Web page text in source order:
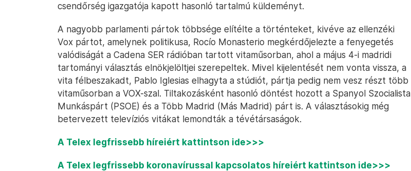
csendőrség igazgatója kapott hasonló tartalmú küldeményt.
A nagyobb parlamenti pártok többsége elítélte a történteket, kivéve az ellenzéki
Vox pártot, amelynek politikusa, Rocío Monasterio megkérdőjelezte a fenyegetés
valódiságát a Cadena SER rádióban tartott vitaműsorban, ahol a május 4-i madridi
tartományi választás elnökjelöltjei szerepeltek. Mivel kijelentését nem vonta vissza, a
vita félbeszakadt, Pablo Iglesias elhagyta a stúdiót, pártja pedig nem vesz részt több
vitaműsorban a VOX-szal. Tiltakozásként hasonló döntést hozott a Spanyol Szocialista
Munkáspárt (PSOE) és a Több Madrid (Más Madrid) párt is. A választásokig még
betervezett televíziós vitákat lemondták a tévétársaságok.
A Telex legfrissebb híreiért kattintson ide>>>
A Telex legfrissebb koronavírussal kapcsolatos híreiért kattintson ide>>>